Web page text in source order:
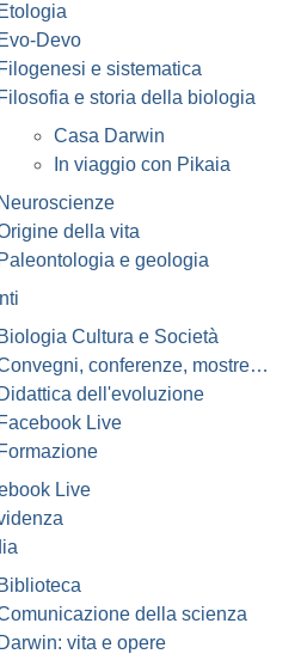
Etologia
Evo-Devo
Filogenesi e sistematica
Filosofia e storia della biologia
Casa Darwin
In viaggio con Pikaia
Neuroscienze
della vita
Paleontologia e geologia
Biologia Cultura e Società
conferenze, mostre…
Didattica dell'evoluzione
Facebook Live
Formazione
Live
Biblioteca
della scienza
Darwin: vita e opere